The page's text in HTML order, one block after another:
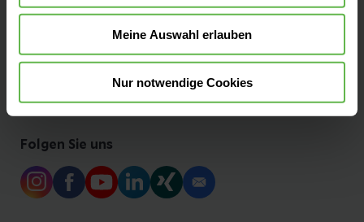
Meine Auswahl erlauben
Nur notwendige Cookies
Ihre Ansprechpartner
Folgen Sie uns